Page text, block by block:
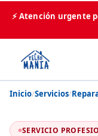
⚡ Atención urgente
Inicio/Servicios/
SERVICIO